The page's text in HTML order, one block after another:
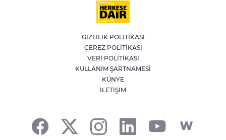
AK Parti Meclis'te Çerçeve Yasa için
Burhanettin Duran, Ankara'daki NATO
Zirvesini değerlendiren makale kaleme
aldı
Büyükşehir Keles'te ulaşım kalitesini
GİZLİLİK POLİTİKASI
ÇEREZ POLİTİKASI
VERİ POLİTİKASI
KULLANIM ŞARTNAMESİ
KÜNYE
İLETİŞİM